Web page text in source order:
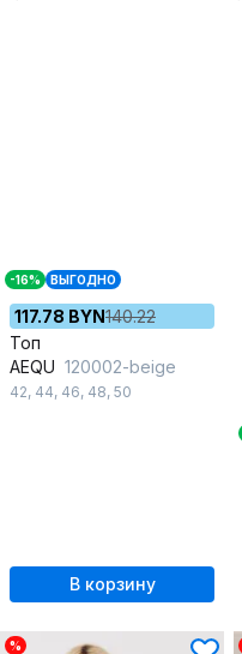
-16% ВЫГОДНО
117.78 BYN140.22
Топ
AEQU 120002-beige
42, 44, 46, 48, 50
В корзину
%